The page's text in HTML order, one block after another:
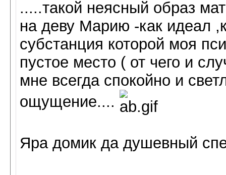
.....такой неясный образ
на деву Марию -как идеал
субстанция которой моя
пустое место ( от чего и
мне всегда спокойно и
ощущение....
Яра домик да душевный